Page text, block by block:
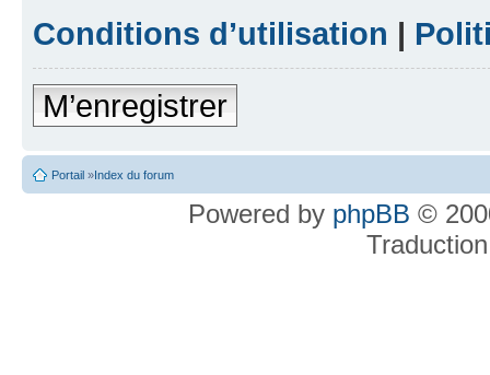
Conditions d’utilisation |
M’enregistrer
Portail »Index du forum
Powered by phpBB ©